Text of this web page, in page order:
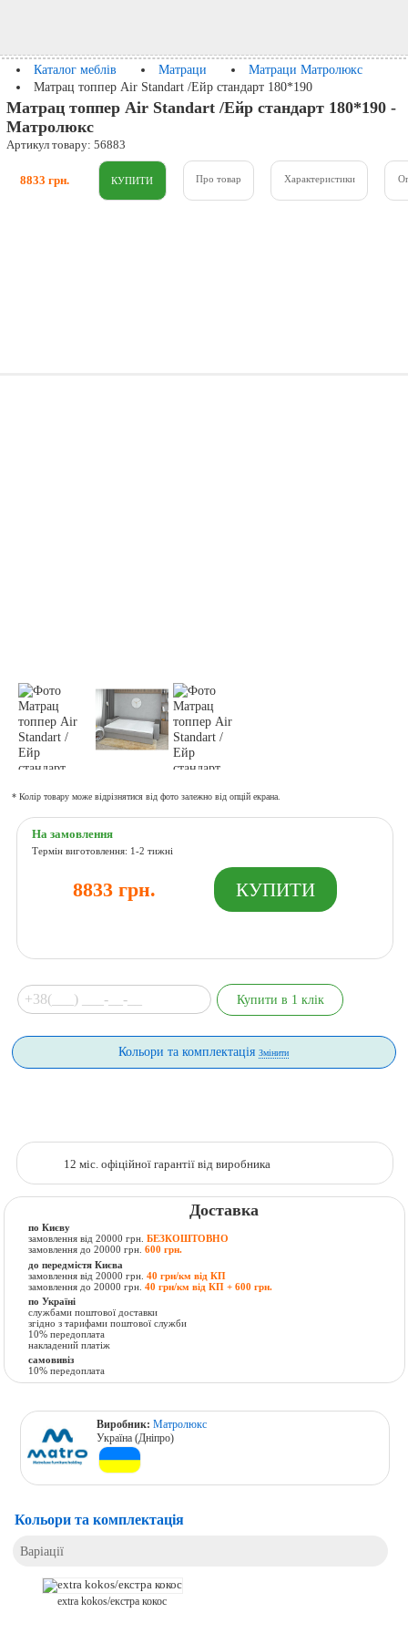
Каталог меблів Матраци
Матраци Матролюкс
Матрац топпер Air Standart /Ейр стандарт 180*190
Матрац топпер Air Standart /Ейр стандарт 180*190 -
Матролюкс
Артикул товару: 56883
8833 грн. Про товар Характеристики
* Колір товару може відрізнятися від фото залежно від опцій екрана.
На замовлення
Термін виготовлення: 1-2 тижні
8833 грн.
Кольори та комплектаціяЗмінити
12 міс. офіційної гарантії від виробника
Доставка
по Києву
замовлення від 20000 грн.БЕЗКОШТОВНО
замовлення до 20000 грн.600 грн.
до передмістя Києва
замовлення від 20000 грн.40 грн/км від КП
замовлення до 20000 грн.40 грн/км від КП + 600 грн.
по Україні
службами поштової доставки
згідно з тарифами поштової служби
10% передоплата
накладений платіж
самовивіз
10% передоплата
Виробник:Матролюкс
Україна (Дніпро)
Кольори та комплектація
Варіації
extra kokos/екстра кокос